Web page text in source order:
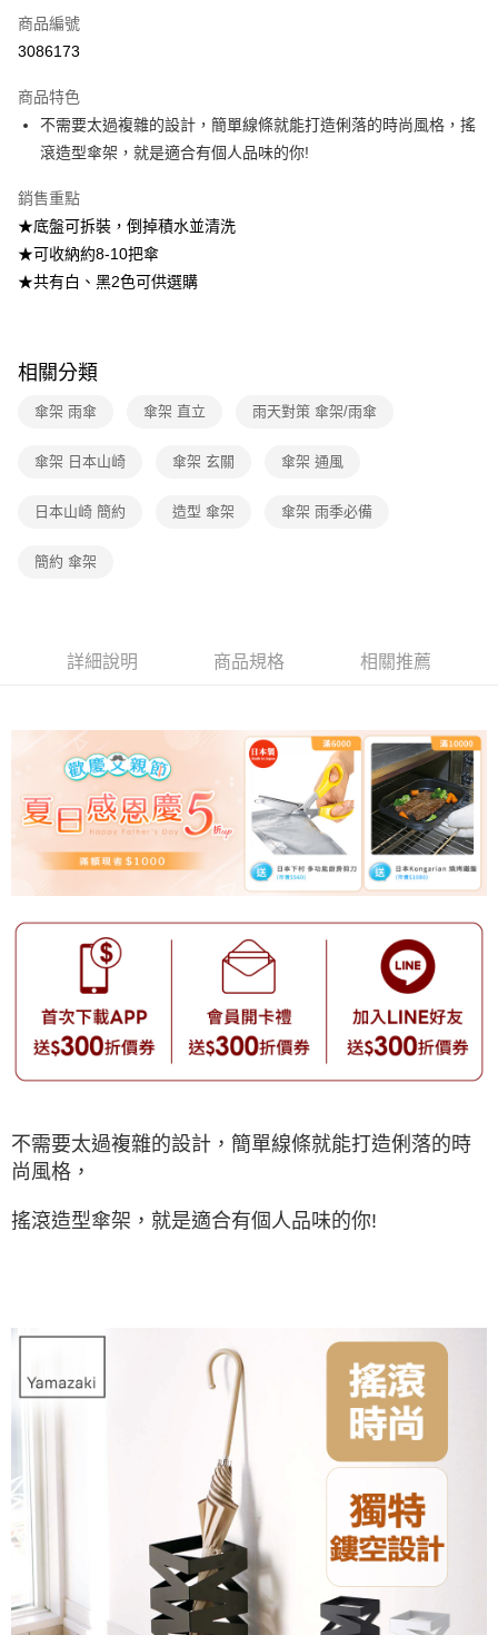
【繳款方式說明】
1.分期款項不併入電信帳單，「大哥付你分期」於每月結算日後寄送繳費提
2.透過簡訊連結打開帳單後，可選擇「超商條碼／台灣大直營門市／銀行轉
【注意事項】
用戶於交易時，得透過本服務購買商品或服務，並由商店將買賣／分期付款
2.基於同意付款使用「大哥付你分期」之契約關係目的，商店將以您的個人
資料（包含姓名、電話或地址）提供予台灣大哥大進項蒐集、處理及利用，
由本公司與您本人進行分期帳單所需資料之確認、核對及更正。
3.完整用戶服務條款，請詳閱以下連結：
商品編號
3086173
商品特色
不需要太過複雜的設計，簡單線條就能打造俐落的時尚風格，搖
滾造型傘架，就是適合有個人品味的你!
銷售重點
★底盤可拆裝，倒掉積水並清洗
★可收納約8-10把傘
★共有白、黑2色可供選購
相關分類
傘架 雨傘 傘架 直立 雨天對策 傘架/雨傘
傘架 日本山崎 傘架 玄關 傘架 通風
日本山崎 簡約 造型 傘架 傘架 雨季必備
簡約 傘架
詳細說明 商品規格 相關推薦
不需要太過複雜的設計，簡單線條就能打造俐落的時
尚風格，
搖滾造型傘架，就是適合有個人品味的你!